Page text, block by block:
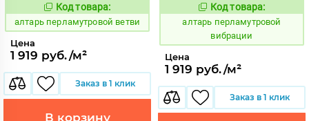
Код:
8884
Код товара:
алтарь перламутровой ветви
Цена
1 919 руб./м²
Заказ в 1 клик
В корзину
Код:
8885
Код товара:
алтарь перламутровой
вибрации
Цена
1 919 руб./м²
Заказ в 1 клик